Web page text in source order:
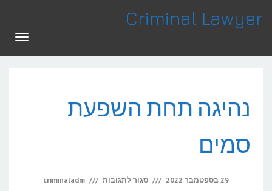
Criminal Lawyer
נהיגה תחת השפעת
סמים
29 בספטמבר 2022 סגור לתגובות על
criminaladm